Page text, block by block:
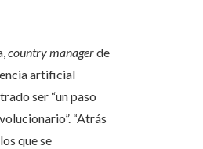
country managerde
artificial
ser “un paso
“Atrás
que se